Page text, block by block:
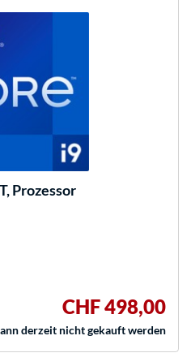
Prozessor
CHF 498,00
derzeit nicht gekauft werden